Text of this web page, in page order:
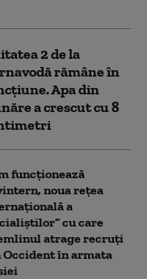
2 de la
rămâne în
Apa din
a crescut cu 8
funcționează
noua rețea
a
cu care
atrage recruți
Occident în armata